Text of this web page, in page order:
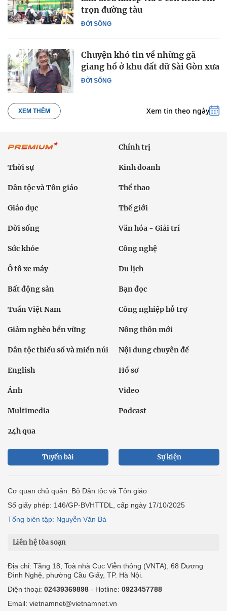
ĐỜI SỐNG
trọn đường tàu
ĐỜI SỐNG
Chuyện khó tin về những gã
giang hồ ở khu đất dữ Sài Gòn xưa
XEM THÊM Xem tin theo ngày
Chính trị
Thời sự Kinh doanh
Dân tộc và Tôn giáo Thể thao
Giáo dục Thế giới
Đời sống Văn hóa - Giải trí
Sức khỏe Công nghệ
Ô tô xe máy Du lịch
Bất động sản Bạn đọc
Tuần Việt Nam Công nghiệp hỗ trợ
Giảm nghèo bền vững Nông thôn mới
Dân tộc thiểu số và miền núi Nội dung chuyên đề
English Hồ sơ
Ảnh Video
Multimedia Podcast
24h qua
Tuyến bài Sự kiện
Cơ quan chủ quản: Bộ Dân tộc và Tôn giáo
Số giấy phép: 146/GP-BVHTTDL, cấp ngày 17/10/2025
Tổng biên tập: Nguyễn Văn Bá
Liên hệ tòa soạn
Địa chỉ: Tầng 18, Toà nhà Cục Viễn thông (VNTA), 68 Dương
Đình Nghệ, phường Cầu Giấy, TP. Hà Nội.
Điện thoại: 02439369898 - Hotline: 0923457788
Email: vietnamnet@vietnamnet.vn